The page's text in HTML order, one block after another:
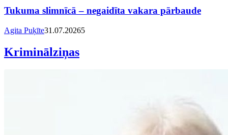
Tukuma slimnīcā – negaidīta vakara pārbaude
Agita Puķīte31.07.20265
Kriminālziņas